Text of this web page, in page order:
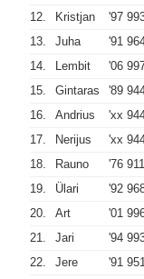
12.
Kristjan '97
13.
Juha '91
14.
Lembit '06
15.
Gintaras '89
16.
Andrius 'xx
17.
Nerijus 'xx
18.
Rauno '76
19.
Ülari '92
20.
Art '01
21.
Jari '94
22.
Jere '91